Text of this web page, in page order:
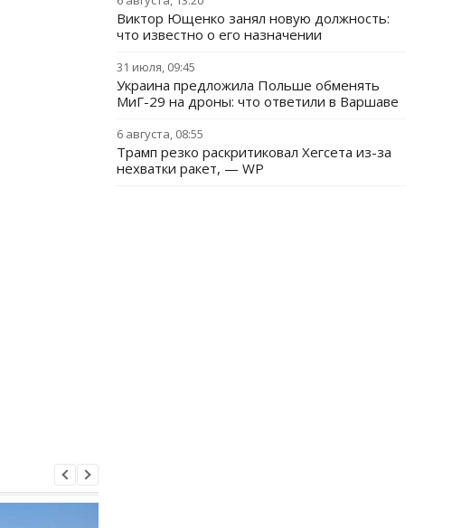
Виктор Ющенко занял новую должность:
что известно о его назначении
31 июля, 09:45
Украина предложила Польше обменять
МиГ-29 на дроны: что ответили в Варшаве
6 августа, 08:55
Трамп резко раскритиковал Хегсета из-за
нехватки ракет, — WP